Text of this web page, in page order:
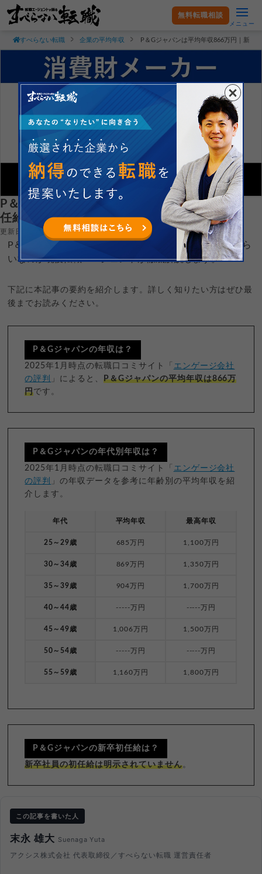
無料転職相談
メニュー
すべらない転職 企業の平均年収 P＆Gジャパンは平均年収866万円｜新卒
P＆Gジャパンは平均年収866万円｜新卒初
任給・賞与ボーナスや残業時間も紹介！
更新日：2025.02.28
P＆Gジャパン合同会社の平均年収や新卒初任給がどれぐら
いなのか現役転職エージェントが徹底解説します。
下記に本記事の要約を紹介します。詳しく知りたい方はぜひ最
後までお読みください。
P＆Gジャパンの年収は？
2025年1月時点の転職口コミサイト「 エンゲージ会社
の評判
」によると、P＆Gジャパンの平均年収は866万
円です。
P＆Gジャパンの年代別年収は？
2025年1月時点の転職口コミサイト「 エンゲージ会社
の評判
」の年収データを参考に年齢別の平均年収を紹
介します。
年代 平均年収 最高年収
25～29歳 685万円 1,100万円
30～34歳 869万円 1,350万円
35～39歳 904万円 1,700万円
40～44歳 -----万円 -----万円
45～49歳 1,006万円 1,500万円
50～54歳 -----万円 -----万円
55～59歳 1,160万円 1,800万円
P＆Gジャパンの新卒初任給は？
新卒社員の初任給は明示されていません。
この記事を書いた人
末永 雄大 Suenaga Yuta
アクシス株式会社 代表取締役／すべらない転職 運営責任者